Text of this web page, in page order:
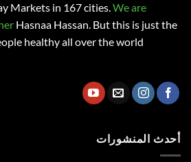
Markets in 167 cities.We are
Hasnaa Hassan. But this is just the
healthy all over the world
أحدث المنشورات